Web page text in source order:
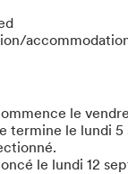
le
termine le lundi
le lundi 12